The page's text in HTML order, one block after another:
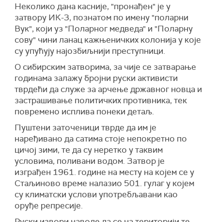
Неколико дана касније, "пронађен" је у
затвору ИК-3, познатом по имену "поларни
Вук", који уз "Поларног медведа" и "Поларну
сову" чини ланац кажњеничких колонија у које
су упућују најозбиљнији преступници.
О сибирским затворима, за чије се затварање
годинама залажу бројни руски активисти
тврдећи да служе за арчење државног новца и
застрашивање политичких противника, тек
повремено исплива понеки детаљ.
Пуштени заточеници тврде да им је
наређивано да сатима стоје непокретно по
цичој зими, те да су неретко у таквим
условима, поливани водом. Затвор је
изграђен 1961. године на месту на којем се у
Стаљиново време налазио 501. гулаг у којем
су климатски услови употребљавани као
оруђе репресије.